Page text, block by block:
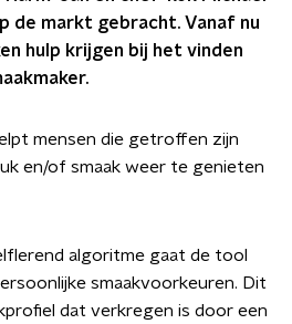
de markt gebracht. Vanaf nu
hulp krijgen bij het vinden
mensen die getroffen zijn
en/of smaak weer te genieten
algoritme gaat de tool
smaakvoorkeuren. Dit
dat verkregen is door een